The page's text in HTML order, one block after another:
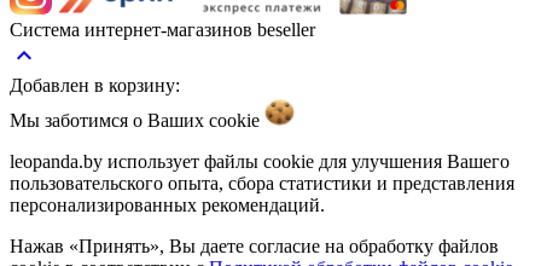
Система интернет-магазинов beseller
keyboard_arrow_up
Добавлен в корзину:
Мы заботимся о Ваших cookie
leopanda.by использует файлы cookie для улучшения Вашего
пользовательского опыта, сбора статистики и представления
персонализированных рекомендаций.
Нажав «Принять», Вы даете согласие на обработку файлов